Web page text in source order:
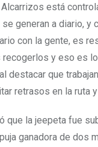
está
generan a diario, y
con la gente, es
recogerlos y eso es
destacar que
retrasos en la ruta
que la jeepeta fue
ganadora de dos